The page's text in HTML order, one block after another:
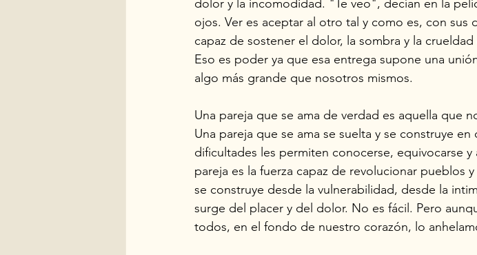
dolor y la incomodidad. "Te veo", decían en la
ojos. Ver es aceptar al otro tal y como es, con sus
capaz de sostener el dolor, la sombra y la
Eso es poder ya que esa entrega supone una
algo más grande que nosotros mismos.
Una pareja que se ama de verdad es aquella que
Una pareja que se ama se suelta y se construye
dificultades les permiten conocerse, equivocarse
pareja es la fuerza capaz de revolucionar pueblos
se construye desde la vulnerabilidad, desde la
surge del placer y del dolor. No es fácil. Pero
todos, en el fondo de nuestro corazón, lo